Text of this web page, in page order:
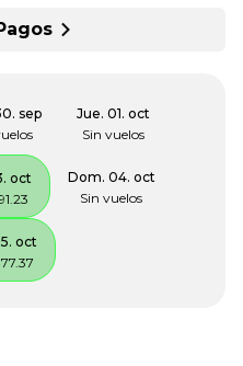
sep
Jue. 01. oct
Sin vuelos
oct
Dom. 04. oct
Sin vuelos
oct